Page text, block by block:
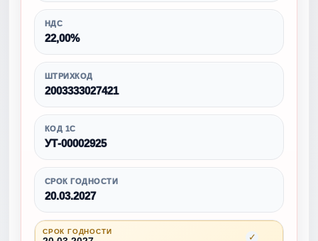
НДС
22,00%
ШТРИХКОД
2003333027421
КОД 1С
УТ-00002925
СРОК ГОДНОСТИ
20.03.2027
СРОК ГОДНОСТИ
✓